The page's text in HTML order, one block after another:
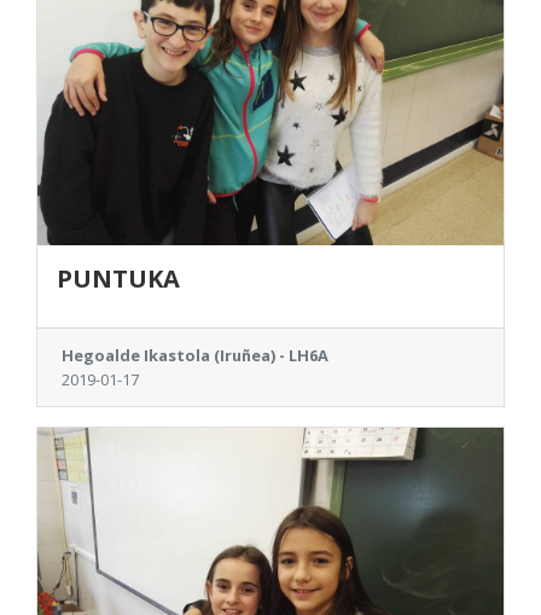
PUNTUKA
Hegoalde Ikastola (Iruñea) - LH6A
2019-01-17